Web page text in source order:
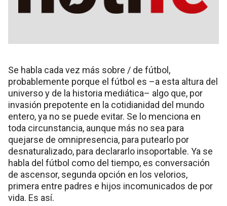
Se habla cada vez más sobre / de fútbol,
probablemente porque el fútbol es –a esta altura del
universo y de la historia mediática– algo que, por
invasión prepotente en la cotidianidad del mundo
entero, ya no se puede evitar. Se lo menciona en
toda circunstancia, aunque más no sea para
quejarse de omnipresencia, para putearlo por
desnaturalizado, para declararlo insoportable. Ya se
habla del fútbol como del tiempo, es conversación
de ascensor, segunda opción en los velorios,
primera entre padres e hijos incomunicados de por
vida. Es así.